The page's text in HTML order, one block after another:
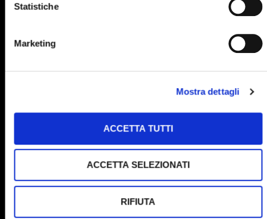
Statistiche
Marketing
Mostra dettagli
ACCETTA TUTTI
ACCETTA SELEZIONATI
RIFIUTA
940
944
953
954
955
956 957 958
959
962 963
970
971 972 973
974
977